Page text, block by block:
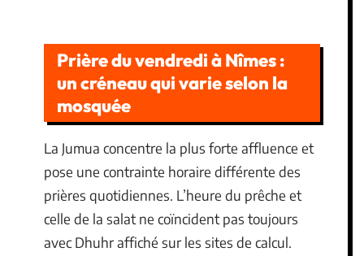
Prière du vendredi à Nîmes :
un créneau qui varie selon la
mosquée
La Jumua concentre la plus forte affluence et
pose une contrainte horaire différente des
prières quotidiennes. L’heure du prêche et
celle de la salat ne coïncident pas toujours
avec Dhuhr affiché sur les sites de calcul.